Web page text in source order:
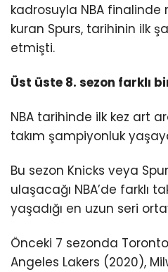
kadrosuyla NBA finalinde
kuran Spurs, tarihinin ilk
etmişti.
Üst üste 8. sezon farklı
NBA tarihinde ilk kez art
takım şampiyonluk
Bu sezon Knicks veya
ulaşacağı NBA’de farklı
yaşadığı en uzun seri
Önceki 7 sezonda
Angeles Lakers (2020),